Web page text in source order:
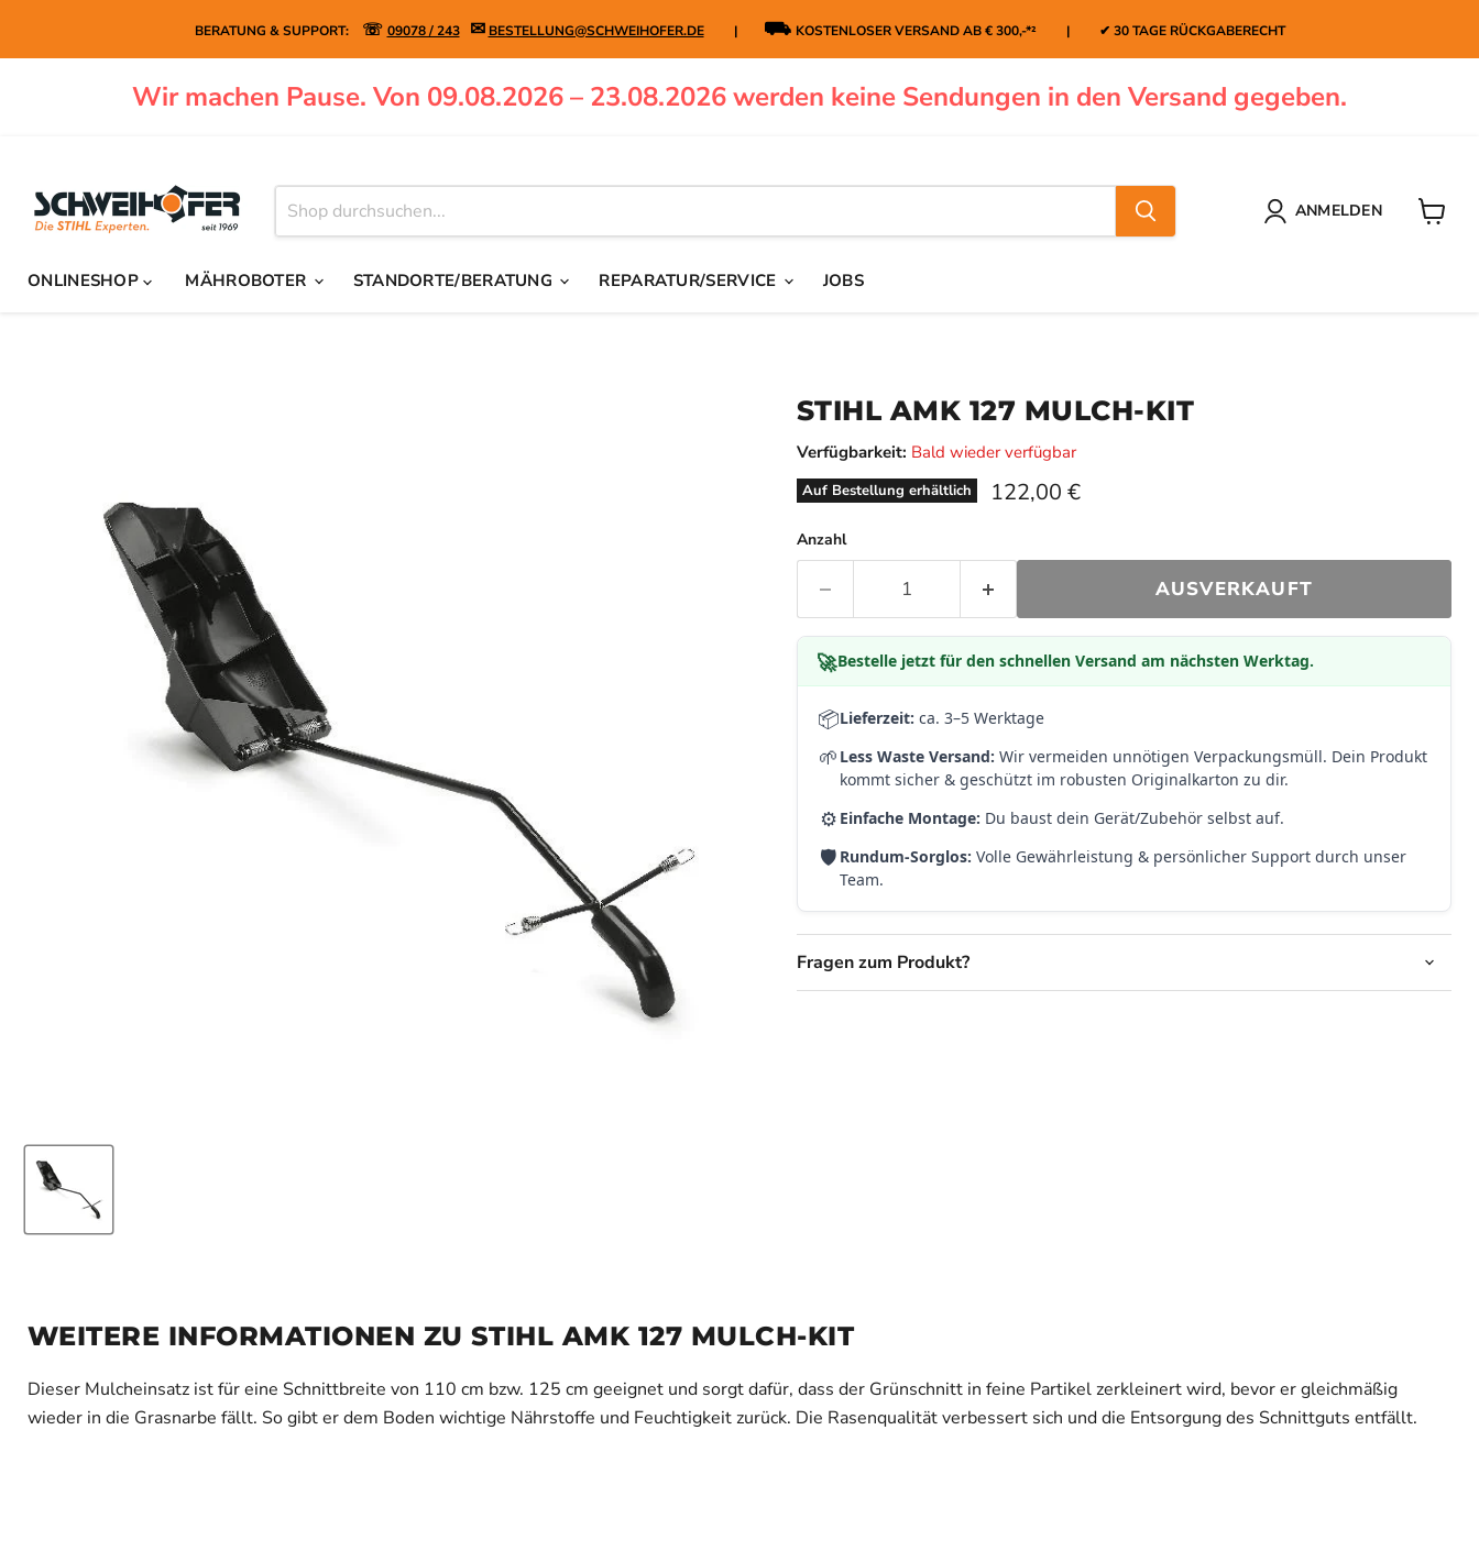
BERATUNG & SUPPORT: ☏ 09078 / 243 ✉ BESTELLUNG@SCHWEIHOFER.DE| ⛟ KOSTENLOSER VERSAND AB € 300,-*² | ✔ 30 TAGE RÜCKGABERECHT
Wir machen Pause. Von 09.08.2026 – 23.08.2026 werden keine Sendungen in den Versand gegeben.
ANMELDEN
ONLINESHOP MÄHROBOTER STANDORTE/BERATUNG REPARATUR/SERVICE JOBS
STIHL AMK 127 MULCH-KIT
Verfügbarkeit: Bald wieder verfügbar
Auf Bestellung erhältlich Aktueller Preis
122,00 €
Anzahl
AUSVERKAUFT
🚀Bestelle jetzt für den schnellen Versand am nächsten Werktag.
📦Lieferzeit: ca. 3–5 Werktage
🌱 Less Waste Versand: Wir vermeiden unnötigen Verpackungsmüll. Dein Produkt
kommt sicher & geschützt im robusten Originalkarton zu dir.
⚙️ Einfache Montage: Du baust dein Gerät/Zubehör selbst auf.
🛡️ Rundum-Sorglos: Volle Gewährleistung & persönlicher Support durch unser
Team.
Fragen zum Produkt?
WEITERE INFORMATIONEN ZU STIHL AMK 127 MULCH-KIT
Dieser Mulcheinsatz ist für eine Schnittbreite von 110 cm bzw. 125 cm geeignet und sorgt dafür, dass der Grünschnitt in feine Partikel zerkleinert wird, bevor er gleichmäßig
wieder in die Grasnarbe fällt. So gibt er dem Boden wichtige Nährstoffe und Feuchtigkeit zurück. Die Rasenqualität verbessert sich und die Entsorgung des Schnittguts entfällt.